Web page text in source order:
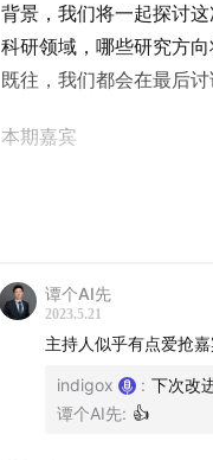
背景，我们将一起探讨
科研领域，哪些研究方
既往，我们都会在最后
本期嘉宾
陈忻（材料科学家 苏州
时间轴
00:00:45- 节目开场的嘉
00:02:59 - 什么是材料科学
00:07:36- iPhone 上有什
谭个AI先
2023.5.21
主持人似乎有点爱抢
indigox : 下次改
谭个AI先: 👍